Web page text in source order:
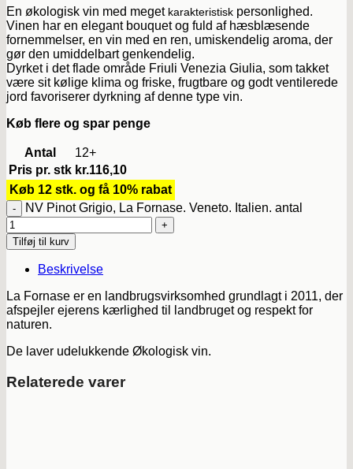
En økologisk vin med meget karakteristisk personlighed.
Vinen har en elegant bouquet og fuld af hæsblæsende
fornemmelser, en vin med en ren, umiskendelig aroma, der
gør den umiddelbart genkendelig.
Dyrket i det flade område Friuli Venezia Giulia, som takket
være sit kølige klima og friske, frugtbare og godt ventilerede
jord favoriserer dyrkning af denne type vin.
Køb flere og spar penge
Antal
12+
Pris pr. stk kr.116,10
Køb 12 stk. og få 10% rabat
NV Pinot Grigio, La Fornase. Veneto. Italien. antal
Tilføj til kurv
Beskrivelse
La Fornase er en landbrugsvirksomhed grundlagt i 2011, der
afspejler ejerens kærlighed til landbruget og respekt for
naturen.
De laver udelukkende Økologisk vin.
Relaterede varer